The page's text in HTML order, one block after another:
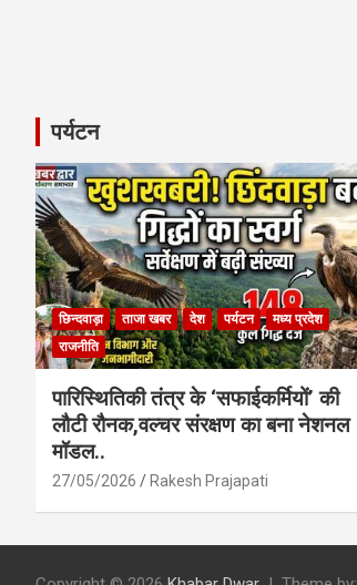
पर्यटन
छिन्दवाड़ा ताजा खबर देश पर्यटन
मध्य प्रदेश
राजनीति
पारिस्थितिकी तंत्र के ‘सफाईकर्मियों’ की
लौटी रौनक,वल्चर संरक्षण का बना नेशनल
मॉडल..
27/05/2026 Rakesh Prajapati